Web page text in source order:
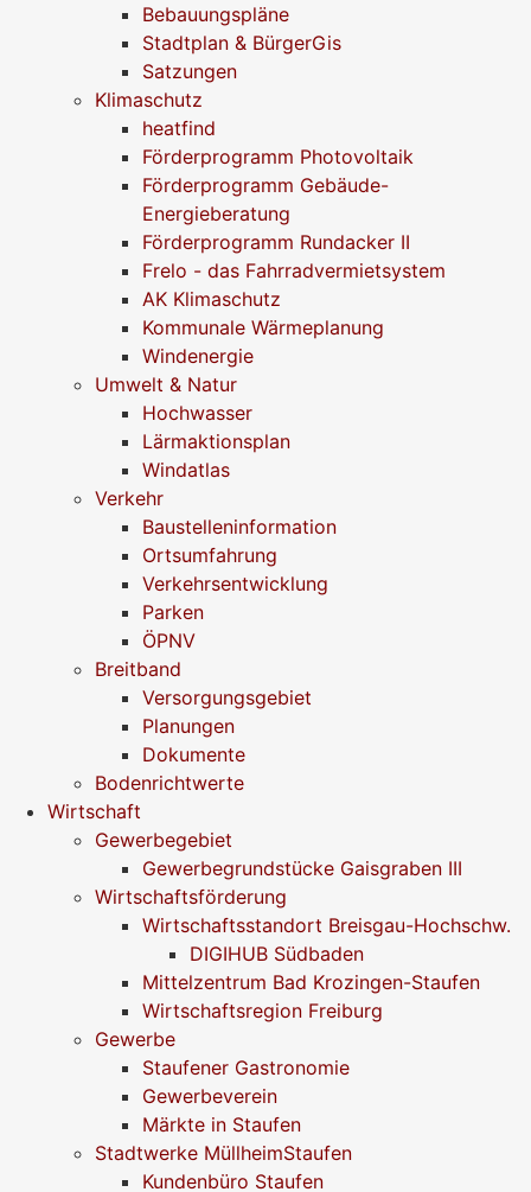
Bebauungspläne
Stadtplan & BürgerGis
Satzungen
Klimaschutz
heatfind
Förderprogramm Photovoltaik
Förderprogramm Gebäude-
Energieberatung
Förderprogramm Rundacker II
Frelo - das Fahrradvermietsystem
AK Klimaschutz
Kommunale Wärmeplanung
Windenergie
Umwelt & Natur
Hochwasser
Lärmaktionsplan
Windatlas
Verkehr
Baustelleninformation
Ortsumfahrung
Verkehrsentwicklung
Parken
ÖPNV
Breitband
Versorgungsgebiet
Planungen
Dokumente
Bodenrichtwerte
Wirtschaft
Gewerbegebiet
Gewerbegrundstücke Gaisgraben III
Wirtschaftsförderung
Wirtschaftsstandort Breisgau-Hochschw.
DIGIHUB Südbaden
Mittelzentrum Bad Krozingen-Staufen
Wirtschaftsregion Freiburg
Gewerbe
Staufener Gastronomie
Gewerbeverein
Märkte in Staufen
Stadtwerke MüllheimStaufen
Kundenbüro Staufen